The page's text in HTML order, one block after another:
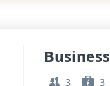
Business
3 3